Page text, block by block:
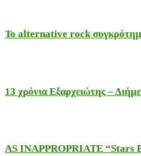
Το alternative rock
13 χρόνια Εξαρχειώτης –
AS INAPPROPRIATE “Stars